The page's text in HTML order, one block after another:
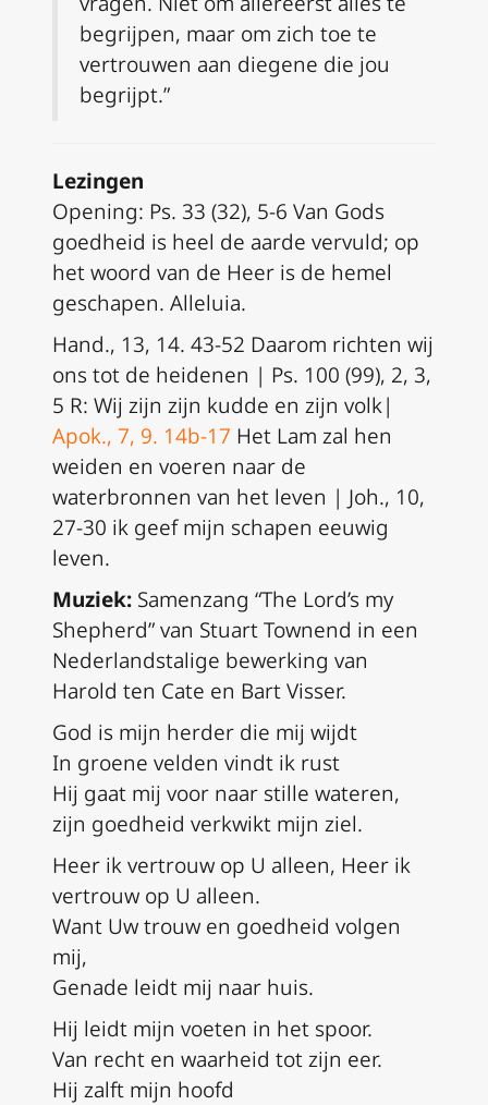
begrijpen, maar om zich toe te
vertrouwen aan diegene die jou
begrijpt.”
Lezingen
Opening: Ps. 33 (32), 5-6 Van Gods
goedheid is heel de aarde vervuld; op
het woord van de Heer is de hemel
geschapen. Alleluia.
Hand., 13, 14. 43-52 Daarom richten wij
ons tot de heidenen | Ps. 100 (99), 2, 3,
5 R: Wij zijn zijn kudde en zijn volk|
Apok., 7, 9. 14b-17 Het Lam zal hen
weiden en voeren naar de
waterbronnen van het leven | Joh., 10,
27-30 ik geef mijn schapen eeuwig
leven.
Muziek: Samenzang “The Lord’s my
Shepherd” van Stuart Townend in een
Nederlandstalige bewerking van
Harold ten Cate en Bart Visser.
God is mijn herder die mij wijdt
In groene velden vindt ik rust
Hij gaat mij voor naar stille wateren,
zijn goedheid verkwikt mijn ziel.
Heer ik vertrouw op U alleen, Heer ik
vertrouw op U alleen.
Want Uw trouw en goedheid volgen
mij,
Genade leidt mij naar huis.
Hij leidt mijn voeten in het spoor.
Van recht en waarheid tot zijn eer.
Hij zalft mijn hoofd